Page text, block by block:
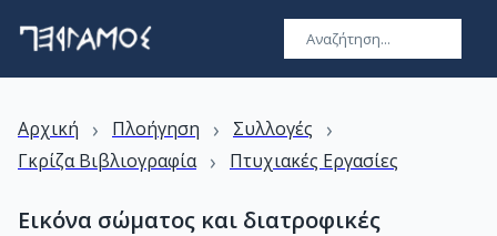
Αρχική › Πλοήγηση › Συλλογές ›
Γκρίζα Βιβλιογραφία › Πτυχιακές Εργασίες
Εικόνα σώματος και διατροφικές